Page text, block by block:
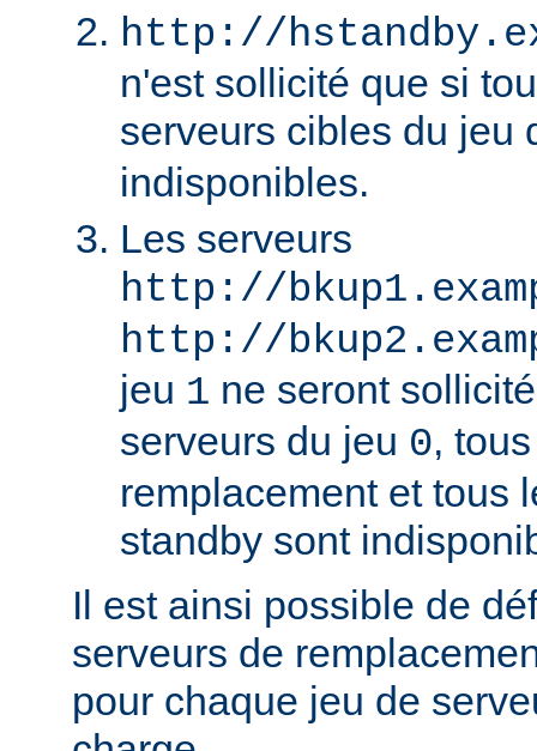
http://
n'est sollicité que si
serveurs cibles du jeu
indisponibles.
Les serveurs
http://
http://
jeu 1 ne seront
serveurs du jeu 0,
remplacement et tous
standby sont
Il est ainsi possible de
serveurs de
pour chaque jeu de